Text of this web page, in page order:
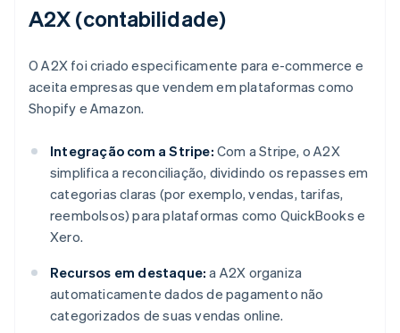
A2X (contabilidade)
O A2X foi criado especificamente para e-commerce e
aceita empresas que vendem em plataformas como
Shopify e Amazon.
Integração com a Stripe: Com a Stripe, o A2X
simplifica a reconciliação, dividindo os repasses em
categorias claras (por exemplo, vendas, tarifas,
reembolsos) para plataformas como QuickBooks e
Xero.
Recursos em destaque: a A2X organiza
automaticamente dados de pagamento não
categorizados de suas vendas online.